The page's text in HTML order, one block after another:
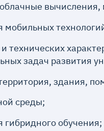
технических
задач развития
здания,
среды;
обучения;